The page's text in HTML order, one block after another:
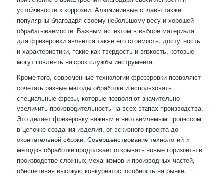
устойчивости к коррозии. Алюминиевые сплавы также
популярны благодаря своему небольшому весу и хорошей
обрабатываемости. Важным аспектом в выборе материала
для фрезеровки является также его стоимость, доступность
и характеристики, такие как твердость и вязкость, которые
могут повлиять на срок службы инструмента.
Кроме того, современные технологии фрезеровки позволяют
сочетать разные методы обработки и использовать
специальные фрезы, которые позволяют значительно
увеличить производительность на всех этапах производства.
Это делает фрезеровку важным и неотъемлемым процессом
в цепочке создания изделия, от эскизного проекта до
окончательной сборки. Совершенствование технологий и
методов обработки продолжает открывать новые горизонты в
производстве сложных механизмов и производных частей,
обеспечивая высокую конкурентоспособность на рынке.